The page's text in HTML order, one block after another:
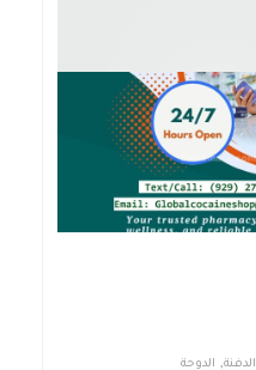
الدفنة, الدوحة